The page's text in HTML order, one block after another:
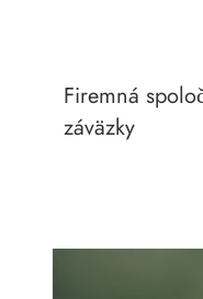
Firemná
záväzky